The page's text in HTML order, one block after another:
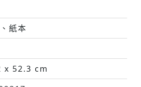
紙本
x 52.3 cm